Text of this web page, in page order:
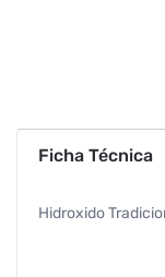
Ficha Técnica
Hidroxido